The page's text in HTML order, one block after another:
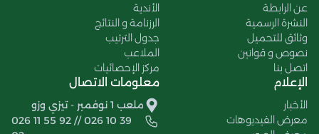
عن الرابطة
النشرة الرسمية
وثائق للتحميل
نصوص و قوانين
اتصل بنا
الأندية
الرزنامة و النتائج
جدول الترتيب
الملاعب
مركز الإحصائيات
الإعلام
الأخبار
معرض الفيديوهات
معلومات الاتصال
ملعب 1 نوفمبر - تيزي وزو
026 11 55 92 // 026 10 39